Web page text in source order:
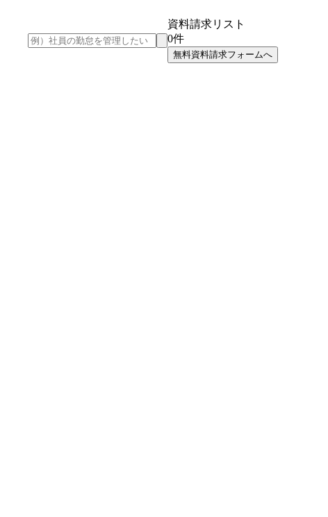
資料請求リスト
0件
無料資料請求フォームへ